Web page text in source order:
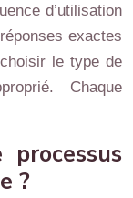
d’utilisation
exactes
le type de
Chaque
?